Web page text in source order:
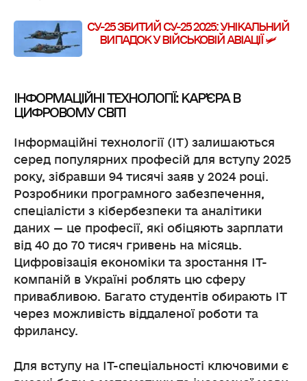
СУ-25 ЗБИТИЙ СУ-25 2025: УНІКАЛЬНИЙ
ВИПАДОК У ВІЙСЬКОВІЙ АВІАЦІЇ 🛩️
ІНФОРМАЦІЙНІ ТЕХНОЛОГІЇ: КАР’ЄРА В
ЦИФРОВОМУ СВІТІ
Інформаційні технології (ІТ) залишаються
серед популярних професій для вступу 2025
року, зібравши 94 тисячі заяв у 2024 році.
Розробники програмного забезпечення,
спеціалісти з кібербезпеки та аналітики
даних — це професії, які обіцяють зарплати
від 40 до 70 тисяч гривень на місяць.
Цифровізація економіки та зростання IT-
компаній в Україні роблять цю сферу
привабливою. Багато студентів обирають ІТ
через можливість віддаленої роботи та
фрилансу.
Для вступу на ІТ-спеціальності ключовими є